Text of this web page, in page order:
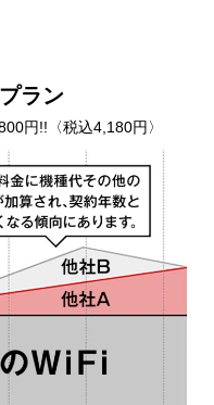
ラン
円!!〈税込4,180円〉